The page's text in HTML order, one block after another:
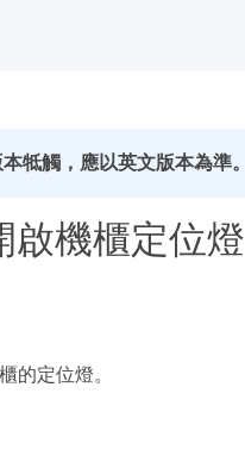
牴觸，應以英文版本為準。
啟機櫃定位燈
的定位燈。